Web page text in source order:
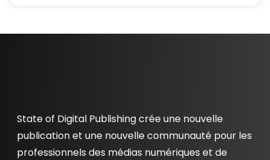
State of Digital Publishing crée une nouvelle
publication et une nouvelle communauté pour les
professionnels des médias numériques et de